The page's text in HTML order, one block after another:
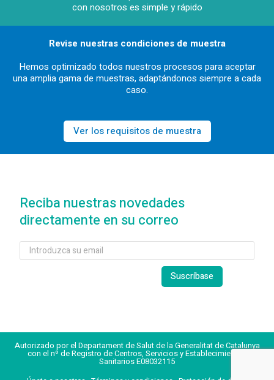
con nosotros es simple y rápido
Revise nuestras condiciones de muestra
Hemos optimizado todos nuestros procesos para aceptar
una amplia gama de muestras, adaptándonos siempre a cada
caso.
Ver los requisitos de muestra
Reciba nuestras novedades
directamente en su correo
Autorizado por el Departament de Salut de la Generalitat de Catalunya
con el nº de Registro de Centros, Servicios y Establecimientos
Sanitarios E08032115